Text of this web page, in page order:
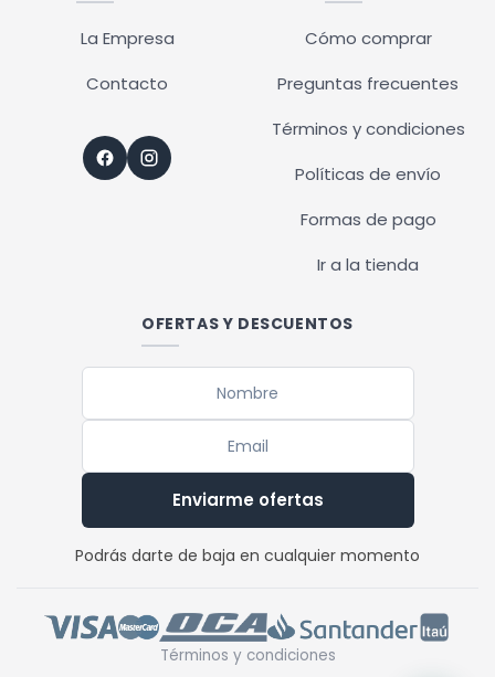
La Empresa
Contacto
Cómo comprar
Preguntas frecuentes
Términos y condiciones
Políticas de envío
Formas de pago
Ir a la tienda
OFERTAS Y DESCUENTOS
Enviarme ofertas
Podrás darte de baja en cualquier momento
Términos y condiciones